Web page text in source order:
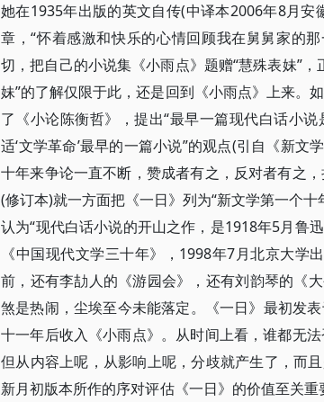
她在1935年出版的英文自传(中译本2006年8月安
章，“怀着感激和快乐的心情回顾我在舅舅家的
切，把自己的小说集《小雨点》题赠“慧殊表妹”
妹”的了解仅限于此，还是回到《小雨点》上来。
了《小论陈衡哲》，提出“最早一篇现代白话小
适‘文学革命’最早的一篇小说”的观点(引自《新
十年来争论一直不断，赞成者有之，反对者有之
(修订本)就一方面把《一日》列为“新文学第一个
认为“现代白话小说的开山之作，是1918年5月鲁
《中国现代文学三十年》，1998年7月北京大学
前，还有李劼人的《游园会》，还有刘韵琴的《
煞是热闹，尘埃至今未能落定。《一日》最初发
十一年后收入《小雨点》。从时间上看，谁都无
但从内容上呢，从影响上呢，分歧就产生了，而
新月初版本所作的序对评估《一日》的价值至关